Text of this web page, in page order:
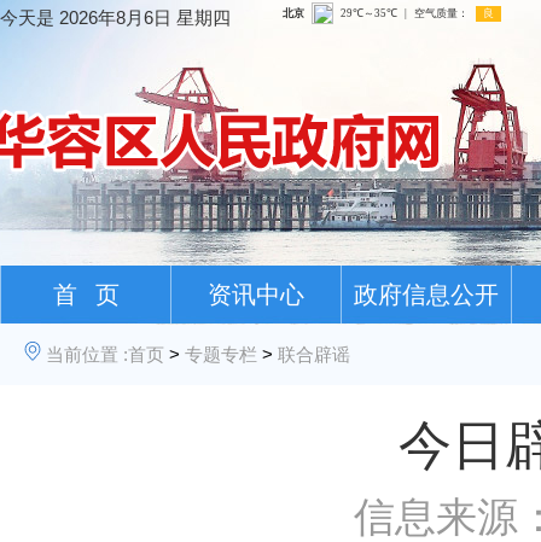
今天是 2026年8月6日 星期四
首 页 资讯中心 政府信息公开
当前位置 :首页 > 专题专栏 > 联合辟谣
今日
信息来源